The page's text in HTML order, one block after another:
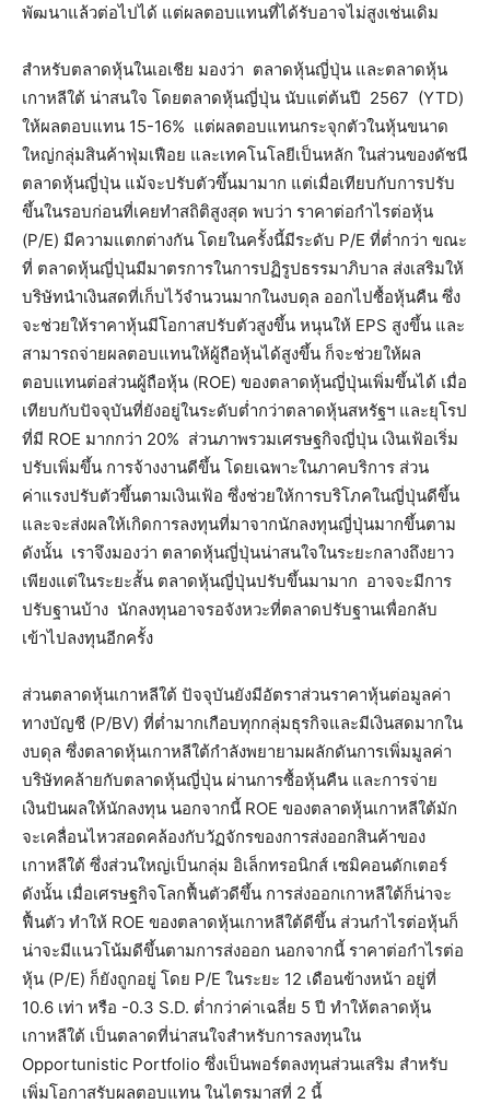
พัฒนาแล้วต่อไปได้ แต่ผลตอบแทนที่ได้รับอาจไม่สูงเช่นเดิม
สำหรับตลาดหุ้นในเอเชีย มองว่า ตลาดหุ้นญี่ปุ่น และตลาดหุ้น
เกาหลีใต้ น่าสนใจ โดยตลาดหุ้นญี่ปุ่น นับแต่ต้นปี 2567 (YTD)
ให้ผลตอบแทน 15-16% แต่ผลตอบแทนกระจุกตัวในหุ้นขนาด
ใหญ่กลุ่มสินค้าฟุ่มเฟือย และเทคโนโลยีเป็นหลัก ในส่วนของดัชนี
ตลาดหุ้นญี่ปุ่น แม้จะปรับตัวขึ้นมามาก แต่เมื่อเทียบกับการปรับ
ขึ้นในรอบก่อนที่เคยทำสถิติสูงสุด พบว่า ราคาต่อกำไรต่อหุ้น
(P/E) มีความแตกต่างกัน โดยในครั้งนี้มีระดับ P/E ที่ต่ำกว่า ขณะ
ที่ ตลาดหุ้นญี่ปุ่นมีมาตรการในการปฏิรูปธรรมาภิบาล ส่งเสริมให้
บริษัทนำเงินสดที่เก็บไว้จำนวนมากในงบดุล ออกไปซื้อหุ้นคืน ซึ่ง
จะช่วยให้ราคาหุ้นมีโอกาสปรับตัวสูงขึ้น หนุนให้ EPS สูงขึ้น และ
สามารถจ่ายผลตอบแทนให้ผู้ถือหุ้นได้สูงขึ้น ก็จะช่วยให้ผล
ตอบแทนต่อส่วนผู้ถือหุ้น (ROE) ของตลาดหุ้นญี่ปุ่นเพิ่มขึ้นได้ เมื่อ
เทียบกับปัจจุบันที่ยังอยู่ในระดับต่ำกว่าตลาดหุ้นสหรัฐฯ และยุโรป
ที่มี ROE มากกว่า 20% ส่วนภาพรวมเศรษฐกิจญี่ปุ่น เงินเฟ้อเริ่ม
ปรับเพิ่มขึ้น การจ้างงานดีขึ้น โดยเฉพาะในภาคบริการ ส่วน
ค่าแรงปรับตัวขึ้นตามเงินเฟ้อ ซึ่งช่วยให้การบริโภคในญี่ปุ่นดีขึ้น
และจะส่งผลให้เกิดการลงทุนที่มาจากนักลงทุนญี่ปุ่นมากขึ้นตาม
ดังนั้น เราจึงมองว่า ตลาดหุ้นญี่ปุ่นน่าสนใจในระยะกลางถึงยาว
เพียงแต่ในระยะสั้น ตลาดหุ้นญี่ปุ่นปรับขึ้นมามาก อาจจะมีการ
ปรับฐานบ้าง นักลงทุนอาจรอจังหวะที่ตลาดปรับฐานเพื่อกลับ
เข้าไปลงทุนอีกครั้ง
ส่วนตลาดหุ้นเกาหลีใต้ ปัจจุบันยังมีอัตราส่วนราคาหุ้นต่อมูลค่า
ทางบัญชี (P/BV) ที่ต่ำมากเกือบทุกกลุ่มธุรกิจและมีเงินสดมากใน
งบดุล ซึ่งตลาดหุ้นเกาหลีใต้กำลังพยายามผลักดันการเพิ่มมูลค่า
บริษัทคล้ายกับตลาดหุ้นญี่ปุ่น ผ่านการซื้อหุ้นคืน และการจ่าย
เงินปันผลให้นักลงทุน นอกจากนี้ ROE ของตลาดหุ้นเกาหลีใต้มัก
จะเคลื่อนไหวสอดคล้องกับวัฏจักรของการส่งออกสินค้าของ
เกาหลีใต้ ซึ่งส่วนใหญ่เป็นกลุ่ม อิเล็กทรอนิกส์ เซมิคอนดักเตอร์
ดังนั้น เมื่อเศรษฐกิจโลกฟื้นตัวดีขึ้น การส่งออกเกาหลีใต้ก็น่าจะ
ฟื้นตัว ทำให้ ROE ของตลาดหุ้นเกาหลีใต้ดีขึ้น ส่วนกำไรต่อหุ้นก็
น่าจะมีแนวโน้มดีขึ้นตามการส่งออก นอกจากนี้ ราคาต่อกำไรต่อ
หุ้น (P/E) ก็ยังถูกอยู่ โดย P/E ในระยะ 12 เดือนข้างหน้า อยู่ที่
10.6 เท่า หรือ -0.3 S.D. ต่ำกว่าค่าเฉลี่ย 5 ปี ทำให้ตลาดหุ้น
เกาหลีใต้ เป็นตลาดที่น่าสนใจสำหรับการลงทุนใน
Opportunistic Portfolio ซึ่งเป็นพอร์ตลงทุนส่วนเสริม สำหรับ
เพิ่มโอกาสรับผลตอบแทน ในไตรมาสที่ 2 นี้